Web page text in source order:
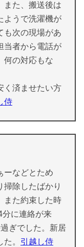
また、搬送後は
ようで洗濯機が
も次の現場があ
当者から電話が
何の対応もな
く済ませたい方
侍
ーなどとため
掃除したばかり
また約束した時
分に連絡が来
ぎでした。新居
。
引越し侍